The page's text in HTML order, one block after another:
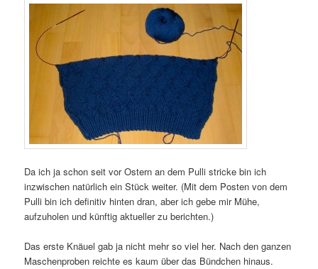
Da ich ja schon seit vor Ostern an dem Pulli stricke bin ich
inzwischen natürlich ein Stück weiter. (Mit dem Posten von dem
Pulli bin ich definitiv hinten dran, aber ich gebe mir Mühe,
aufzuholen und künftig aktueller zu berichten.)
Das erste Knäuel gab ja nicht mehr so viel her. Nach den ganzen
Maschenproben reichte es kaum über das Bündchen hinaus.